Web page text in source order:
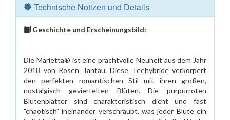
Technische Notizen und Details
Geschichte und Erscheinungsbild:
Die Marietta® ist eine prachtvolle Neuheit aus dem Jahr
2018 von Rosen Tantau. Diese Teehybride verkörpert
den perfekten romantischen Stil mit ihren großen,
nostalgisch geviertelten Blüten. Die purpurroten
Blütenblätter sind charakteristisch dicht und fast
"chaotisch" ineinander verschraubt, was jeder Blüte ein